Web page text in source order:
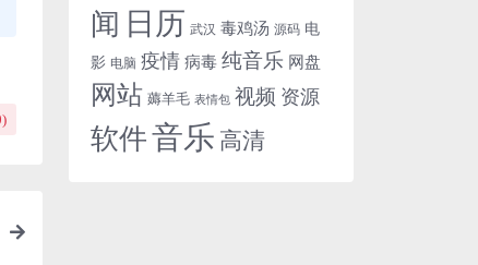
)
闻 日历 武汉 毒鸡汤 源码 电
影 电脑 疫情 病毒 纯音乐 网盘
网站 薅羊毛 表情包 视频 资源
软件音乐 高清